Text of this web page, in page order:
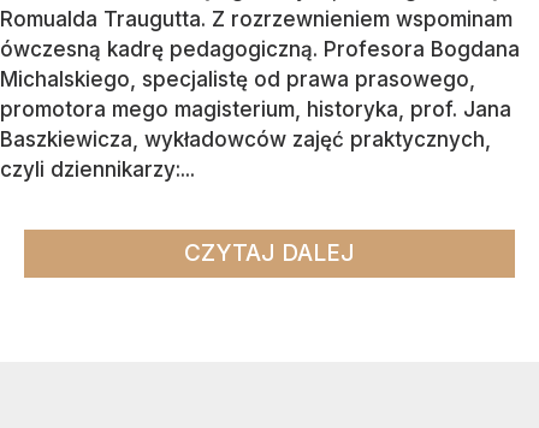
Romualda Traugutta. Z rozrzewnieniem wspominam
ówczesną kadrę pedagogiczną. Profesora Bogdana
Michalskiego, specjalistę od prawa prasowego,
promotora mego magisterium, historyka, prof. Jana
Baszkiewicza, wykładowców zajęć praktycznych,
czyli dziennikarzy:...
CZYTAJ DALEJ